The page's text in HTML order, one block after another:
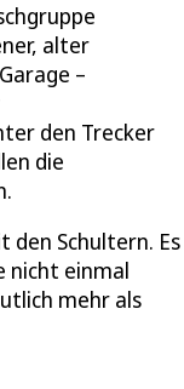
alter
–
den Trecker
die
Schultern. Es
nicht einmal
mehr als